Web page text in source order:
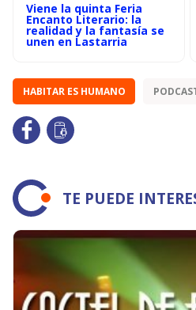
Viene la quinta Feria
Encanto Literario: la
realidad y la fantasía se
unen en Lastarria
HABITAR ES HUMANO
TE PUEDE